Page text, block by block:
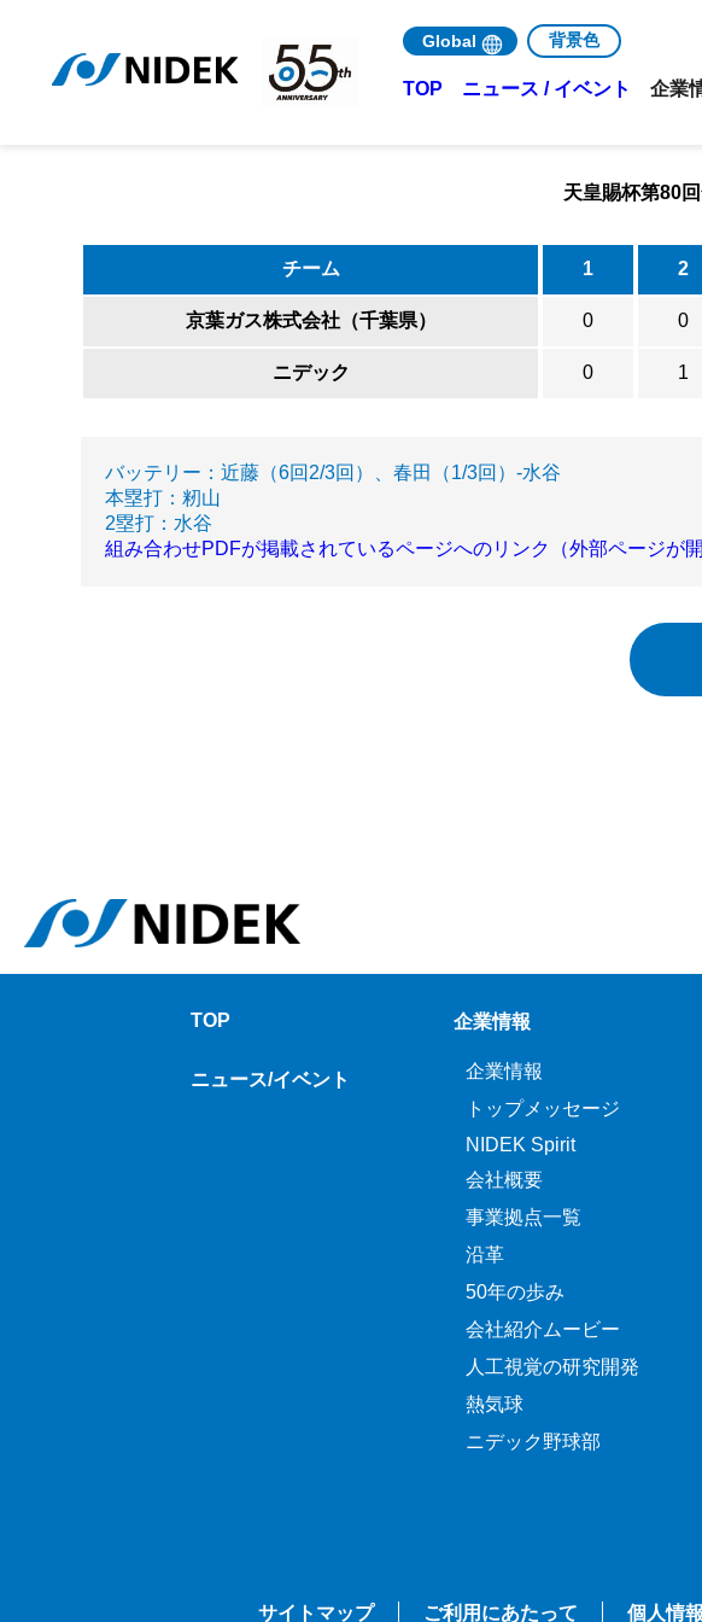
Global 背景色
TOP ニュース / イベント 企業
天皇賜杯第80
チーム 1 2
京葉ガス株式会社（千葉県） 0 0
ニデック 0 1
バッテリー：近藤（6回2/3回）、春田（1/3回）-水谷
本塁打：籾山
2塁打：水谷
組み合わせPDFが掲載されているページへのリンク（外部ページが開
TOP
ニュース/イベント
企業情報
企業情報
トップメッセージ
NIDEK Spirit
会社概要
事業拠点一覧
沿革
50年の歩み
会社紹介ムービー
人工視覚の研究開発
熱気球
ニデック野球部
サイトマップ ご利用にあたって 個人情